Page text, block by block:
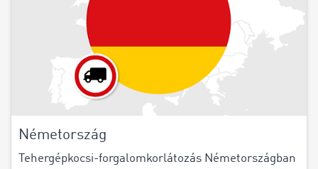
Németország
Tehergépkocsi-forgalomkorlátozás Németországban